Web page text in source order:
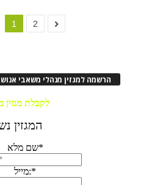
1 2
הרשמה למגזין מנהלי משאבי אנוש